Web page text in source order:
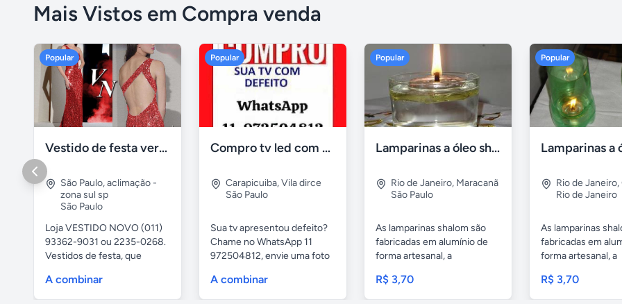
Mais Vistos em Compra venda
Popular
Vestido de festa vermelho com brilho e pedraria
São Paulo,aclimação -
zona sul sp
São Paulo
Loja VESTIDO NOVO (011)
93362-9031 ou 2235-0268.
Vestidos de festa, que
A combinar
Popular
Compro tv led com defeito
Carapicuiba,Vila dirce
São Paulo
Sua tv apresentou defeito?
Chame no WhatsApp 11
972504812, envie uma foto
A combinar
Popular
Lamparinas a óleo shalom
Rio de Janeiro, Maracanã
São Paulo
As lamparinas shalom são
fabricadas em alumínio de
forma artesanal, a
R$ 3,70
Popular
Rio de Janeiro,
Rio de Janeiro
As lamparinas
fabricadas em
forma artesanal, a
R$ 3,70